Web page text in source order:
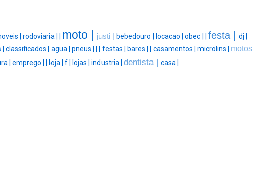
| rodoviaria | moto | justi | bebedouro | locacao | obec | festa |
dj |
classificados | agua | pneus | festas | bares | casamentos | microlins | motos |
| emprego | loja | f | lojas | industria | dentista | casa |